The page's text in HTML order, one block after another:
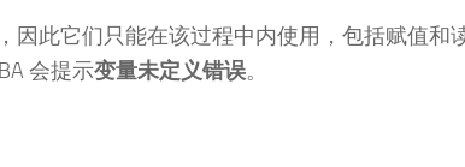
因此它们只能在该过程中内使用，包括赋值和
会提示变量未定义错误。